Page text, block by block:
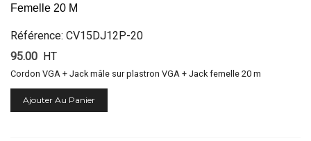
Femelle 20 M
Référence: CV15DJ12P-20
95.00 HT
Cordon VGA + Jack mâle sur plastron VGA + Jack femelle 20 m
Ajouter Au Panier